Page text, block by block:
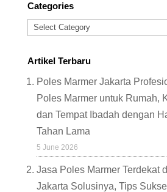
Categories
Categories
Artikel Terbaru
Poles Marmer Jakarta
Poles Marmer untuk Rumah,
dan Tempat Ibadah dengan
Tahan Lama
5 June 2026
Jasa Poles Marmer Terdekat
Jakarta Solusinya, Tips